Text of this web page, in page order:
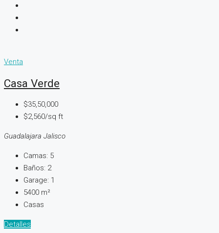
Venta
Casa Verde
$35,50,000
$2,560/sq ft
Guadalajara Jalisco
Camas: 5
Baños: 2
Garage: 1
5400 m²
Casas
Detalles